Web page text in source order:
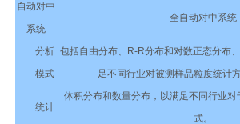
自动对中
系统
全自动对中系统
分析
模式
包括自由分布、R-R分布和对数正态分布
足不同行业对被测样品粒度统计
统计
体积分布和数量分布，以满足不同行业
式。